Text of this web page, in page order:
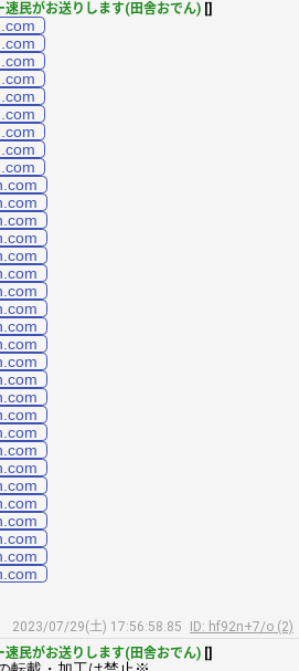
民がお送りします(田舎おでん) []
2023/07/29(土) 17:56:58.85
ID: hf92n+7/o (2)
民がお送りします(田舎おでん) []